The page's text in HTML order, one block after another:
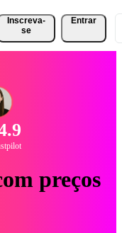
Inscreva-
se
Entrar
preços